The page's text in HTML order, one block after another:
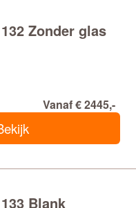
Zonder glas
Vanaf € 2445,-
Blank